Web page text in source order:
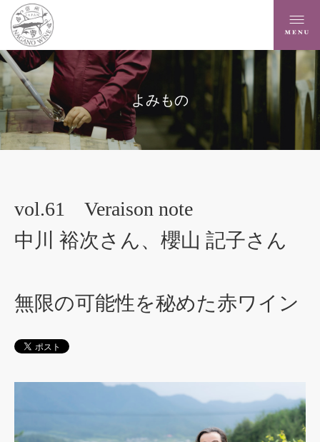
よみもの
vol.61 Veraison note
中川 裕次さん、櫻山 記子さん
無限の可能性を秘めた赤ワイン